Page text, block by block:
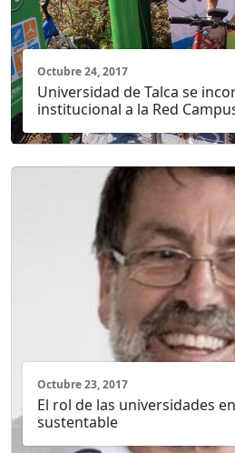
Octubre 24, 2017
Universidad de Talca se
institucional a la Red
Octubre 23, 2017
El rol de las universidades
sustentable